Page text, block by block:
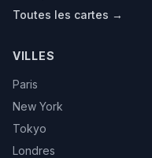
Toutes les cartes →
VILLES
Paris
New York
Tokyo
Londres